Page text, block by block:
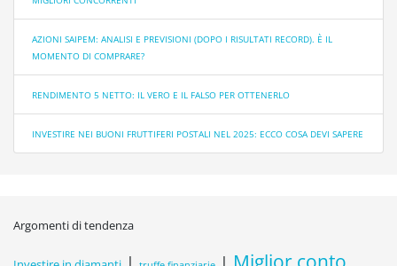
AZIONI SAIPEM: ANALISI E PREVISIONI (DOPO I RISULTATI RECORD). È IL
MOMENTO DI COMPRARE?
RENDIMENTO 5 NETTO: IL VERO E IL FALSO PER OTTENERLO
INVESTIRE NEI BUONI FRUTTIFERI POSTALI NEL 2025: ECCO COSA DEVI SAPERE
Argomenti di tendenza